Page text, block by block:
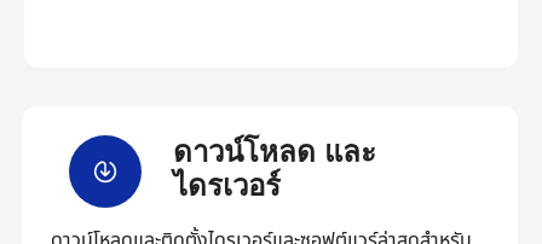
ดาวน์โหลด และ
ไดรเวอร์